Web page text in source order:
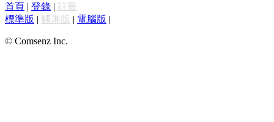
首頁 | 登錄 | 註冊
標準版 | 觸屏版 | 電腦版 |
© Comsenz Inc.